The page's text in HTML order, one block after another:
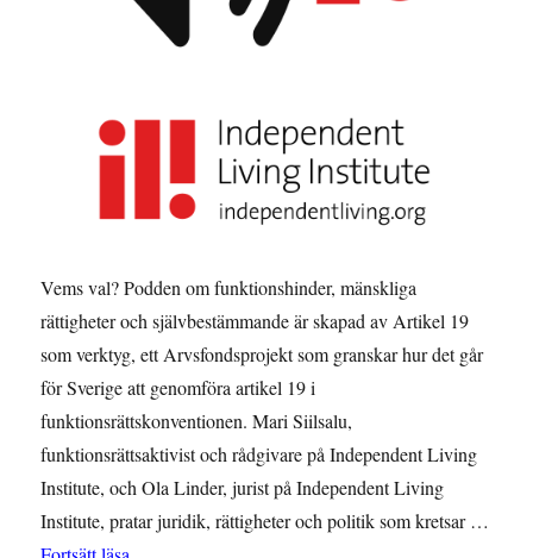
Vems val? Podden om funktionshinder, mänskliga
rättigheter och självbestämmande är skapad av Artikel 19
som verktyg, ett Arvsfondsprojekt som granskar hur det går
för Sverige att genomföra artikel 19 i
funktionsrättskonventionen. Mari Siilsalu,
funktionsrättsaktivist och rådgivare på Independent Living
Institute, och Ola Linder, jurist på Independent Living
Institute, pratar juridik, rättigheter och politik som kretsar …